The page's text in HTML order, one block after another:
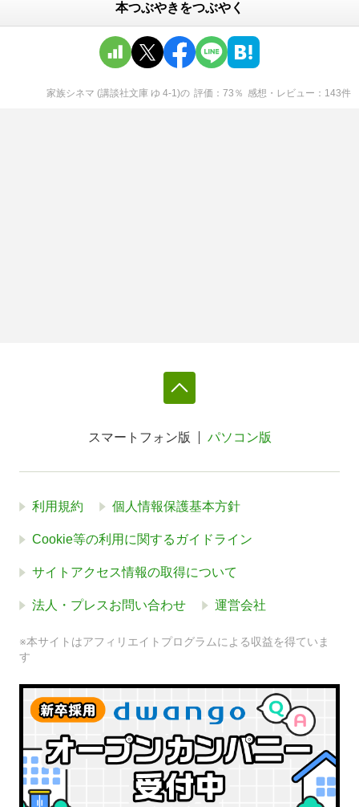
本つぶやきをつぶやく
家族シネマ (講談社文庫 ゆ 4-1)の 評価 73 ％ 感想・レビュー 143件
スマートフォン版 パソコン版
利用規約 個人情報保護基本方針
Cookie等の利用に関するガイドライン
サイトアクセス情報の取得について
法人・プレスお問い合わせ 運営会社
※本サイトはアフィリエイトプログラムによる収益を得ていま
す